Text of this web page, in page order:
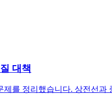
대책
를 정리했습니다. 상전선